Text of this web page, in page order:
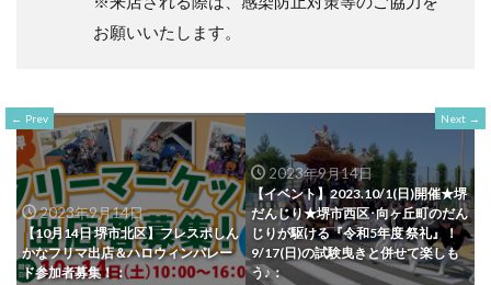
お願いいたします。
Prev
2023年9月14日
【10月14日 堺市北区】フレスポしん
かなフリマ出店＆ハロウィンパレー
ド参加者募集！：
Next
2023年9月14日
【イベント】2023.10/1(日)開催★堺
だんじり★堺市西区･向ヶ丘町のだん
じりが駆ける『令和5年度 祭礼』！
9/17(日)の試験曳きと併せて楽しも
う♪：